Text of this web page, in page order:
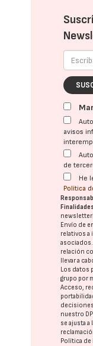
avisos
de
He
Política
Envío de
relativos a
asociados.
relación
llevar a
Los datos
grupo por
Acceso,
nuestro
se ajusta
Política